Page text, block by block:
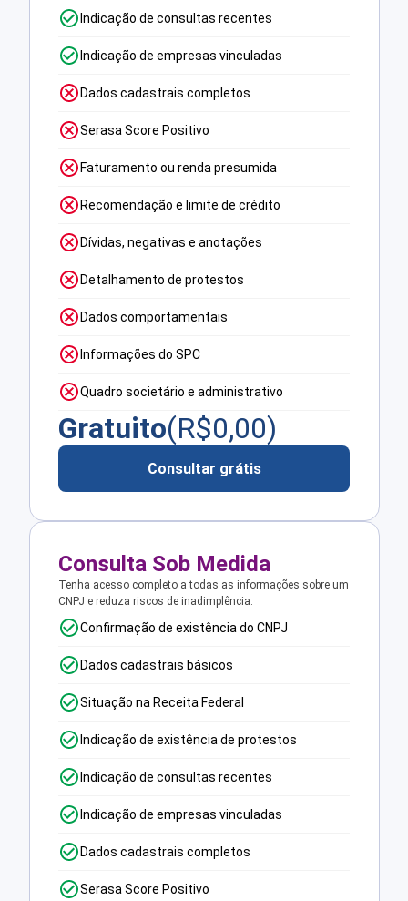
Indicação de consultas recentes
Indicação de empresas vinculadas
Dados cadastrais completos
Serasa Score Positivo
Faturamento ou renda presumida
Recomendação e limite de crédito
Dívidas, negativas e anotações
Detalhamento de protestos
Dados comportamentais
Informações do SPC
Quadro societário e administrativo
Gratuito(R$0,00)
Consultar grátis
Consulta Sob Medida
Tenha acesso completo a todas as informações sobre um
CNPJ e reduza riscos de inadimplência.
Confirmação de existência do CNPJ
Dados cadastrais básicos
Situação na Receita Federal
Indicação de existência de protestos
Indicação de consultas recentes
Indicação de empresas vinculadas
Dados cadastrais completos
Serasa Score Positivo